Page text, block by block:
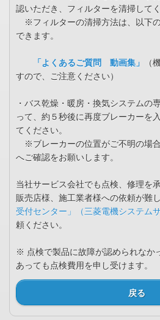
認いただき、フィルターを清掃してく
※フィルターの清掃方法は、以下
できます。
「よくあるご質問 動画集」
（
すので、ご注意ください）
・バス乾燥・暖房・換気システムの
って、約５秒後に再度ブレーカーを
てください。
※ブレーカーの位置がご不明の場
へご確認をお願いします。
当社サービス会社でも点検、修理を承
販売店様、施工業者様への依頼が難
受付センター」（三菱電機システム
頼ください。
※ 点検で製品に故障が認められなか
あっても点検費用を申し受けます。
戻る